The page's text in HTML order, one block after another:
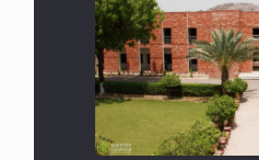
أنصار الله في هولندا